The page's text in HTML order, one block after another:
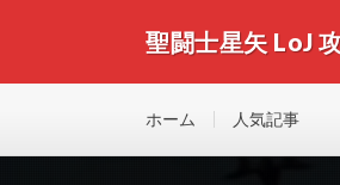
聖闘士星矢 LoJ
ホーム 人気記事